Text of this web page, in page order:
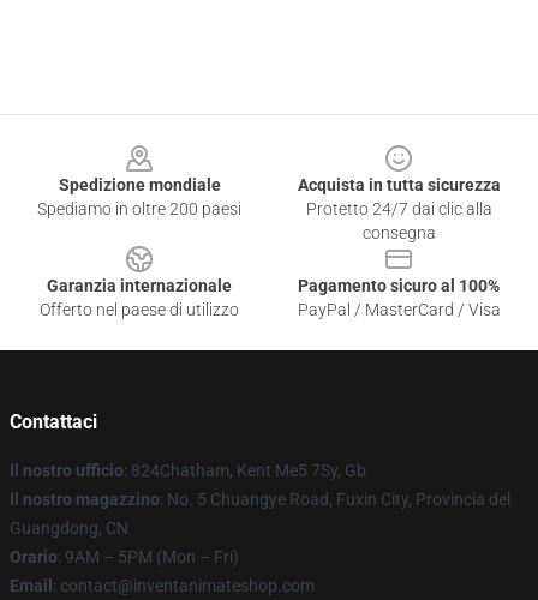
Spedizione mondiale
Spediamo in oltre 200 paesi
Acquista in tutta sicurezza
Protetto 24/7 dai clic alla
consegna
Garanzia internazionale
Offerto nel paese di utilizzo
Pagamento sicuro al 100%
PayPal / MasterCard / Visa
Contattaci
Il nostro ufficio: 824Chatham, Kent Me5 7Sy, Gb
Il nostro magazzino: No. 5 Chuangye Road, Fuxin City, Provincia del
Guangdong, CN
Orario: 9AM – 5PM (Mon – Fri)
Email : contact@inventanimateshop.com